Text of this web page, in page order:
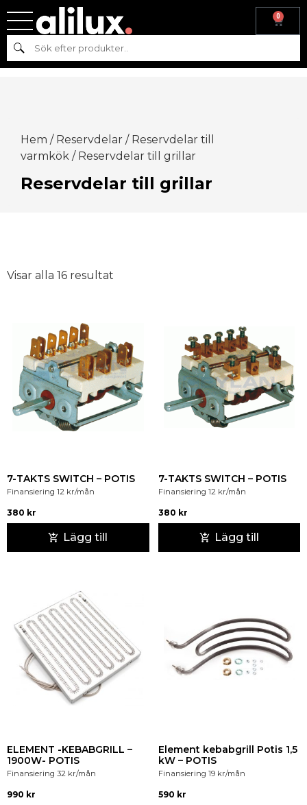
0
Sök
Hem / Reservdelar / Reservdelar till
varmkök / Reservdelar till grillar
Reservdelar till grillar
Visar alla 16 resultat
7-TAKTS SWITCH – POTIS
Finansiering 12 kr/mån
380 kr
Lägg till
7-TAKTS SWITCH – POTIS
Finansiering 12 kr/mån
380 kr
Lägg till
ELEMENT -KEBABGRILL –
1900W- POTIS
Finansiering 32 kr/mån
990 kr
Element kebabgrill Potis 1,5
kW – POTIS
Finansiering 19 kr/mån
590 kr